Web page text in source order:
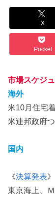
X
Pocket
市場スケジ
海外
米10月住宅
米連邦政府
国内
《決算発表》
東京海上、